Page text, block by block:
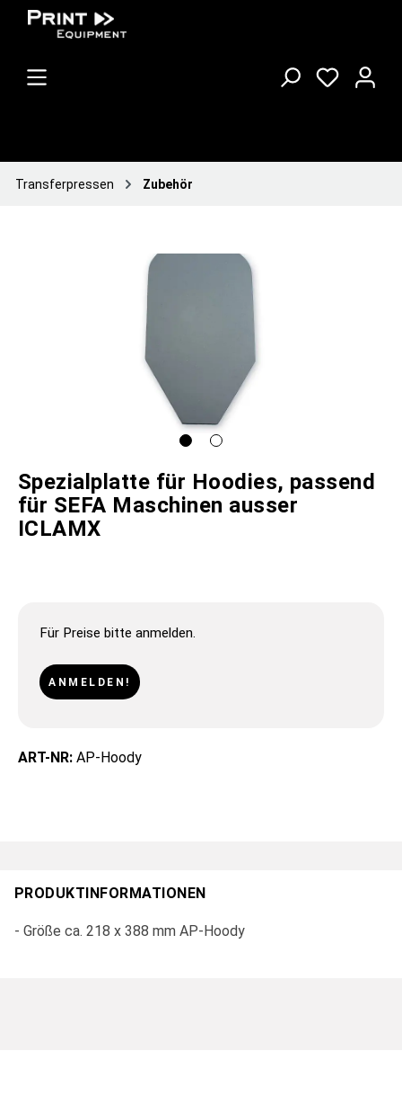
Transferpressen Zubehör
Spezialplatte für Hoodies, passend
für SEFA Maschinen ausser
ICLAMX
Für Preise bitte anmelden.
ANMELDEN!
ART-NR: AP-Hoody
PRODUKTINFORMATIONEN
- Größe ca. 218 x 388 mm AP-Hoody